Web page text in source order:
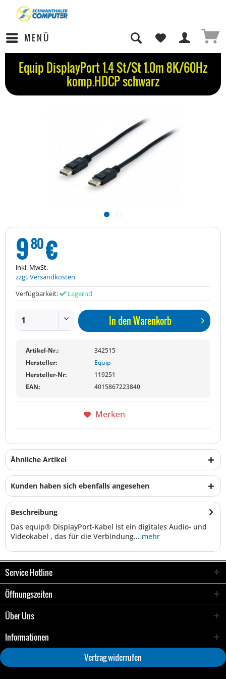
MENÜ
Equip DisplayPort 1.4 St/St 1.0m 8K/60Hz
komp.HDCP schwarz
980€
inkl. MwSt.
zzgl. Versandkosten
Verfügbarkeit:
Lagernd
In denWarenkorb
Artikel-Nr.:
342515
Hersteller:
Equip
Hersteller-Nr:
119251
EAN:
4015867223840
Merken
Ähnliche Artikel
Kunden haben sich ebenfalls angesehen
Beschreibung
Das equip® DisplayPort-Kabel ist ein digitales Audio- und
Videokabel , das für die Verbindung... mehr
Service Hotline
Öffnungszeiten
Über Uns
Informationen
Vertrag widerrufen